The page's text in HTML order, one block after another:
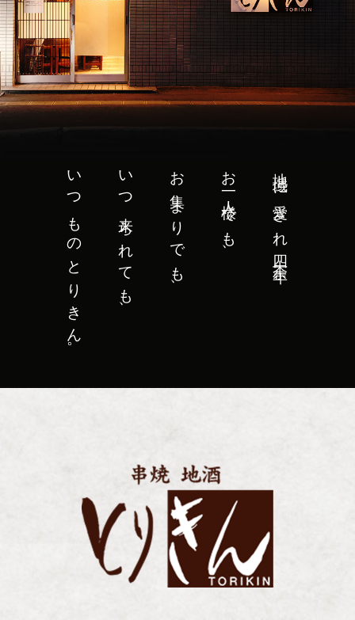
地域に愛され四十余年。
お一人様でも、
お集まりでも、
いつ来られても、
いつものとりきん。